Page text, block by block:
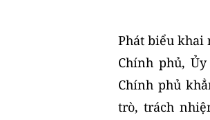
Phát biểu khai
Chính phủ,
Chính phủ
trò, trách